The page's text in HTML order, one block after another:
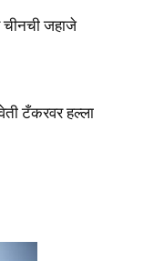
चीनची जहाजे
टँकरवर हल्ला